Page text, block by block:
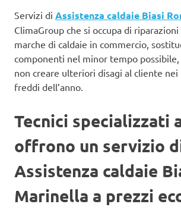
Servizi di Assistenza caldaie Biasi
ClimaGroup che si occupa di
marche di caldaie in commercio,
componenti nel minor tempo
non creare ulteriori disagi al cliente
freddi dell’anno.
Tecnici specializzati
offrono un servizio
Assistenza caldaie
Marinella a prezzi